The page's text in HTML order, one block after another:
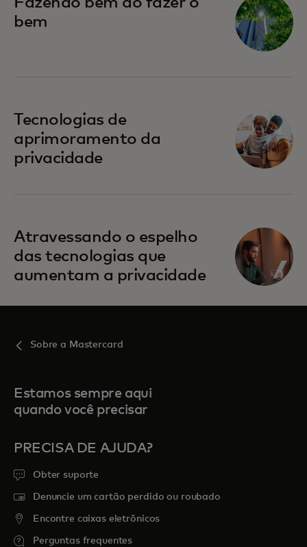
bem
Tecnologias de
aprimoramento da
privacidade
abre em uma nova guia
Atravessando o espelho
das tecnologias que
aumentam a privacidade
abre em uma nova guia
Sobre a Mastercard
Estamos sempre aqui
quando você precisar
PRECISA DE AJUDA?
Obter suporte
Denuncie um cartão perdido ou roubado
Encontre caixas eletrônicos
Perguntas frequentes